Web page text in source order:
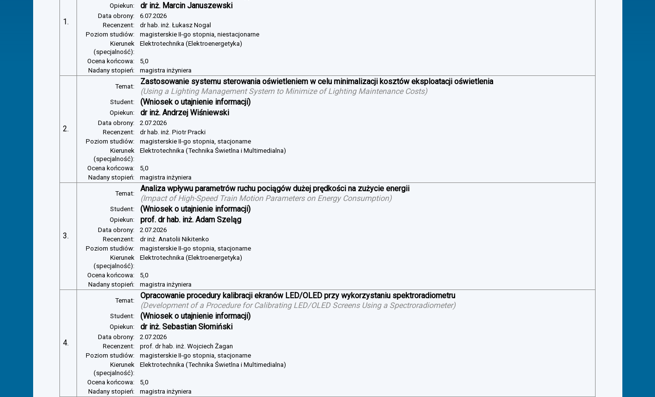
1.
Opiekun: dr inż. Marcin Januszewski
Data obrony:
6.07.2026
Recenzent:
dr hab. inż. Łukasz Nogal
Poziom studiów:
magisterskie II-go stopnia, niestacjonarne
Kierunek
(specjalność):
Elektrotechnika (Elektroenergetyka)
Ocena końcowa:
5,0
Nadany stopień:
magistra inżyniera
2.
Temat:
Zastosowanie systemu sterowania oświetleniem w celu minimalizacji kosztów eksploatacji oświetlenia
(Using a Lighting Management System to Minimize of Lighting Maintenance Costs)
Student: (Wniosek o utajnienie informacji)
Opiekun: dr inż. Andrzej Wiśniewski
Data obrony:
2.07.2026
Recenzent:
dr hab. inż. Piotr Pracki
Poziom studiów:
magisterskie II-go stopnia, stacjonarne
Kierunek
(specjalność):
Elektrotechnika (Technika Świetlna i Multimedialna)
Ocena końcowa:
5,0
Nadany stopień:
magistra inżyniera
3.
Temat:
Analiza wpływu parametrów ruchu pociągów dużej prędkości na zużycie energii
(Impact of High-Speed Train Motion Parameters on Energy Consumption)
Student: (Wniosek o utajnienie informacji)
Opiekun: prof. dr hab. inż. Adam Szeląg
Data obrony:
2.07.2026
Recenzent:
dr inż. Anatolii Nikitenko
Poziom studiów:
magisterskie II-go stopnia, stacjonarne
Kierunek
(specjalność):
Elektrotechnika (Elektroenergetyka)
Ocena końcowa:
5,0
Nadany stopień:
magistra inżyniera
4.
Temat:
Opracowanie procedury kalibracji ekranów LED/OLED przy wykorzystaniu spektroradiometru
(Development of a Procedure for Calibrating LED/OLED Screens Using a Spectroradiometer)
Student: (Wniosek o utajnienie informacji)
Opiekun: dr inż. Sebastian Słomiński
Data obrony:
2.07.2026
Recenzent:
prof. dr hab. inż. Wojciech Żagan
Poziom studiów:
magisterskie II-go stopnia, stacjonarne
Kierunek
(specjalność):
Elektrotechnika (Technika Świetlna i Multimedialna)
Ocena końcowa:
5,0
Nadany stopień:
magistra inżyniera